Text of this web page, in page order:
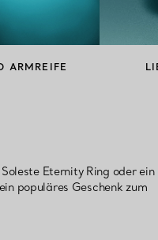
ARMREIFE
Eternity Ring oder ein
populäres Geschenk zum